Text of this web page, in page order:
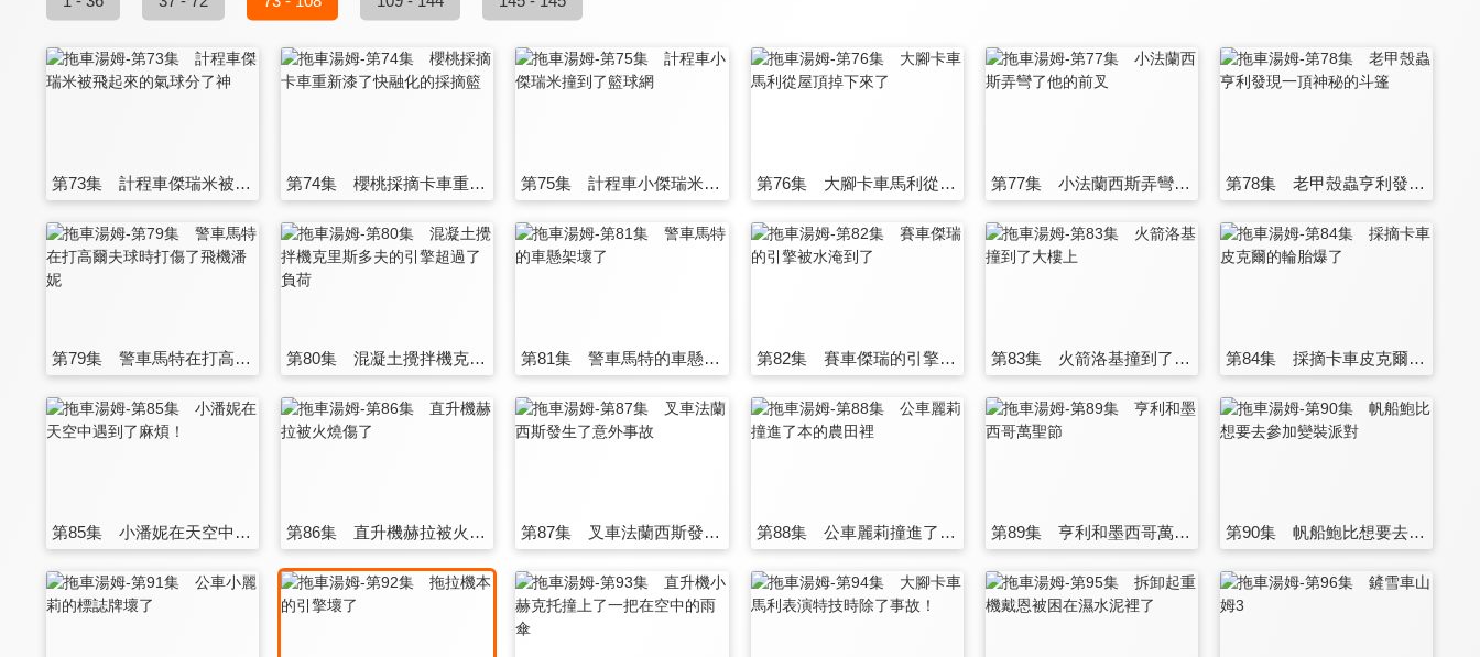
第73集 計程車傑瑞米被飛起來的氣球分了神 第74集 櫻桃採摘卡車重新漆了快融化的採摘籃 第75集 計程車小傑瑞米撞到了籃球網 第76集 大腳卡車馬利從屋頂掉下來了 第77集 小法蘭西斯弄彎了他的前叉 第78集 老甲殼蟲亨利發現一頂神秘的斗篷
第79集 警車馬特在打高爾夫球時打傷了飛機潘妮 第80集 混凝土攪拌機克里斯多夫的引擎超過了負荷 第81集 警車馬特的車懸架壞了 第82集 賽車傑瑞的引擎被水淹到了 第83集 火箭洛基撞到了大樓上 第84集 採摘卡車皮克爾的輪胎爆了
第85集 小潘妮在天空中遇到了麻煩！ 第86集 直升機赫拉被火燒傷了 第87集 叉車法蘭西斯發生了意外事故 第88集 公車麗莉撞進了本的農田裡 第89集 亨利和墨西哥萬聖節 第90集 帆船鮑比想要去參加變裝派對